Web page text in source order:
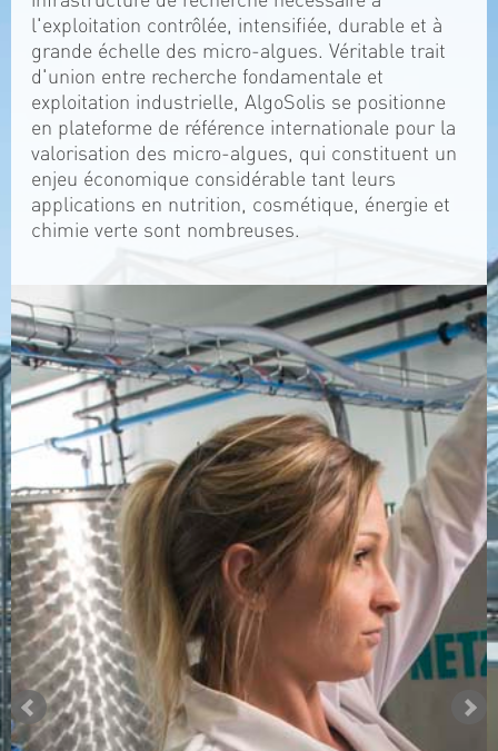
l'exploitation contrôlée, intensifiée, durable et à
grande échelle des micro-algues. Véritable trait
d'union entre recherche fondamentale et
exploitation industrielle, AlgoSolis se positionne
en plateforme de référence internationale pour la
valorisation des micro-algues, qui constituent un
enjeu économique considérable tant leurs
applications en nutrition, cosmétique, énergie et
chimie verte sont nombreuses.